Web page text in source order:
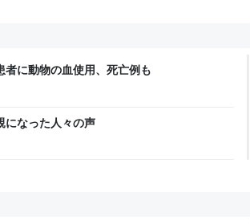
に動物の血使用、死亡例も
なった人々の声